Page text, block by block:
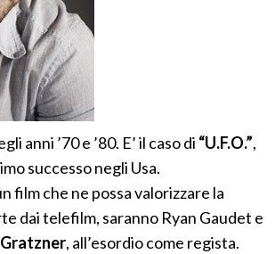
anni ’70 e ’80. E’ il caso di “U.F.O.”,
successo negli Usa.
film che ne possa valorizzare la
dai telefilm, saranno Ryan Gaudet e
, all’esordio come regista.